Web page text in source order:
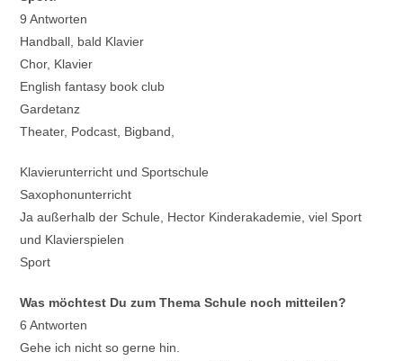
9 Antworten
Handball, bald Klavier
Chor, Klavier
English fantasy book club
Gardetanz
Theater, Podcast, Bigband,
Klavierunterricht und Sportschule
Saxophonunterricht
Ja außerhalb der Schule, Hector Kinderakademie, viel Sport
und Klavierspielen
Sport
Was möchtest Du zum Thema Schule noch mitteilen?
6 Antworten
Gehe ich nicht so gerne hin.